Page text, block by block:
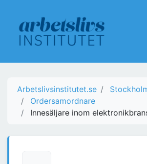
Arbetslivsinstitutet.se
Ordersamordnare
Innesäljare inom